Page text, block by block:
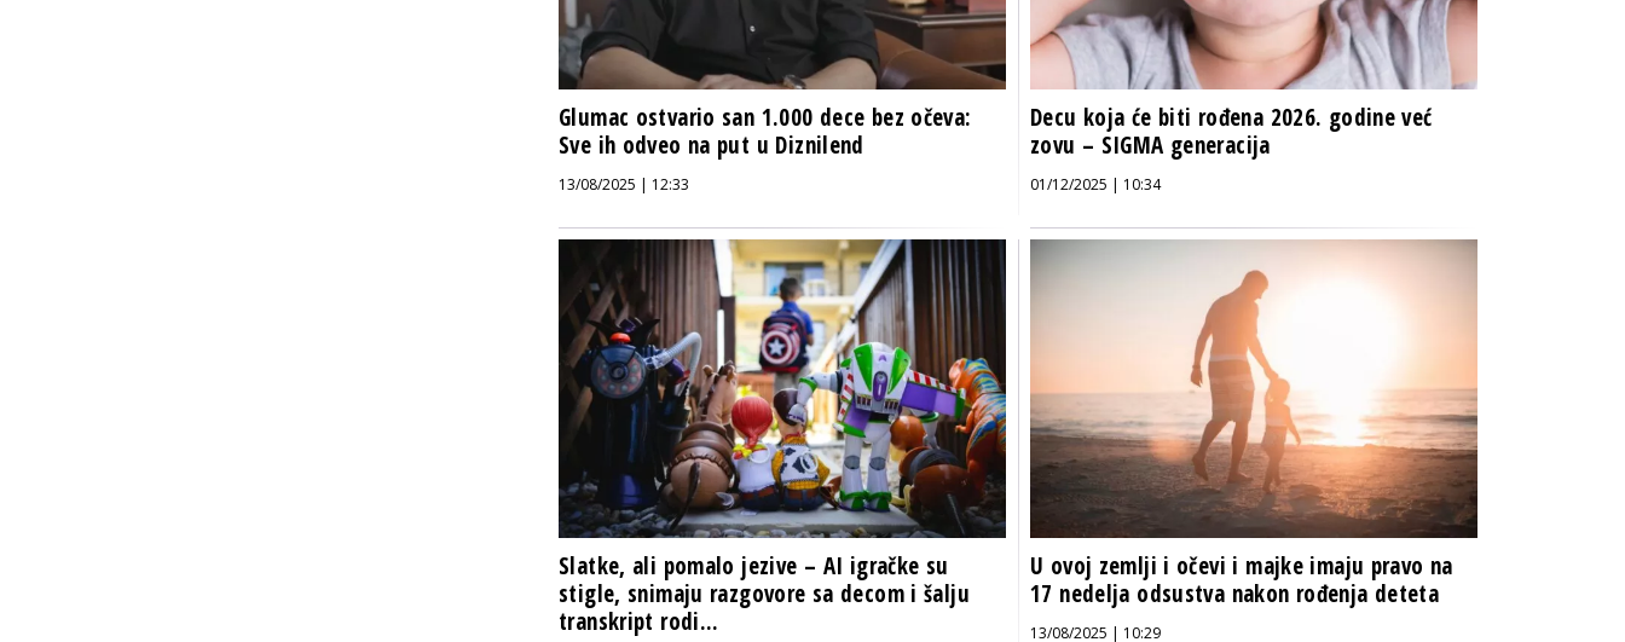
Glumac ostvario san 1.000 dece bez očeva:
Sve ih odveo na put u Diznilend
13/08/2025 | 12:33
Decu koja će biti rođena 2026. godine već
zovu – SIGMA generacija
01/12/2025 | 10:34
Slatke, ali pomalo jezive – AI igračke su
stigle, snimaju razgovore sa decom i šalju
transkript rodi...
U ovoj zemlji i očevi i majke imaju pravo na
17 nedelja odsustva nakon rođenja deteta
13/08/2025 | 10:29